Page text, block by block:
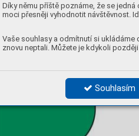
Díky němu příště poznáme, že se jedná
moci přesněji vyhodnotit návštěvnost.
Vaše souhlasy a odmítnutí si
znovu neptali. Můžete je kdykoli
Souhlasím